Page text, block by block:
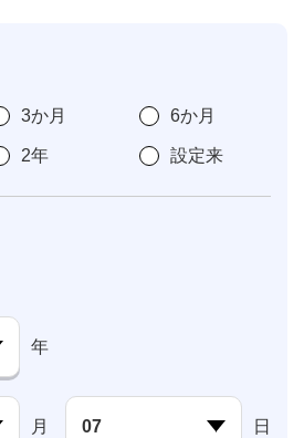
3か月 6か月
2年 設定来
年
月 日